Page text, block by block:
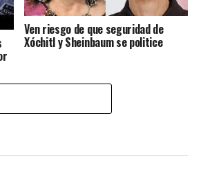
Ven riesgo de que seguridad de
Xóchitl y Sheinbaum se politice